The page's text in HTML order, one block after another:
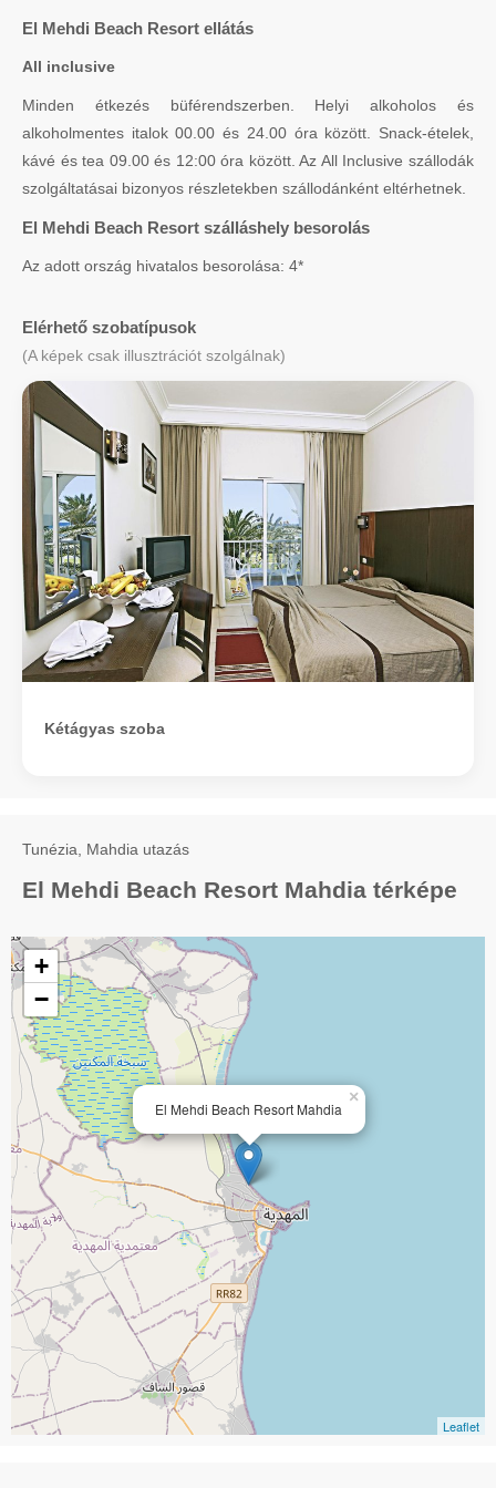
El Mehdi Beach Resort ellátás
All inclusive
Minden étkezés büférendszerben. Helyi alkoholos és
alkoholmentes italok 00.00 és 24.00 óra között. Snack-ételek,
kávé és tea 09.00 és 12:00 óra között. Az All Inclusive szállodák
szolgáltatásai bizonyos részletekben szállodánként eltérhetnek.
El Mehdi Beach Resort szálláshely besorolás
Az adott ország hivatalos besorolása: 4*
Elérhető szobatípusok
(A képek csak illusztrációt szolgálnak)
Kétágyas szoba
Tunézia, Mahdia utazás
El Mehdi Beach Resort Mahdia térképe
El Mehdi Beach Resort Mahdia
×
+
−
Leaflet